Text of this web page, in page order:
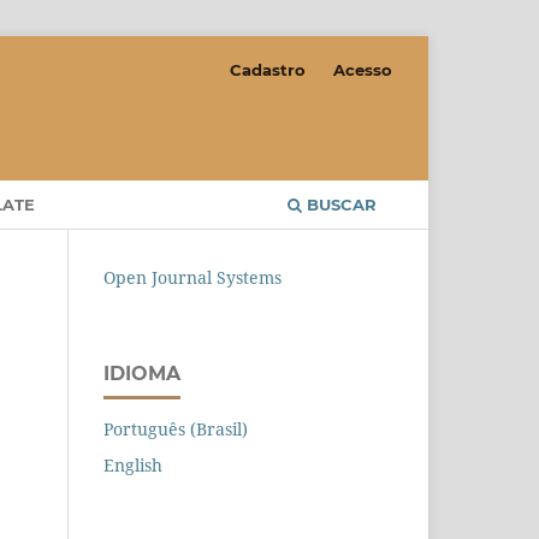
BUSCAR
Cadastro Acesso
Open Journal Systems
IDIOMA
Português (Brasil)
English